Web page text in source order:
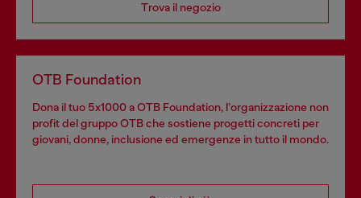
Trova il negozio
OTB Foundation
Dona il tuo 5x1000 a OTB Foundation, l’organizzazione non
profit del gruppo OTB che sostiene progetti concreti per
giovani, donne, inclusione ed emergenze in tutto il mondo.